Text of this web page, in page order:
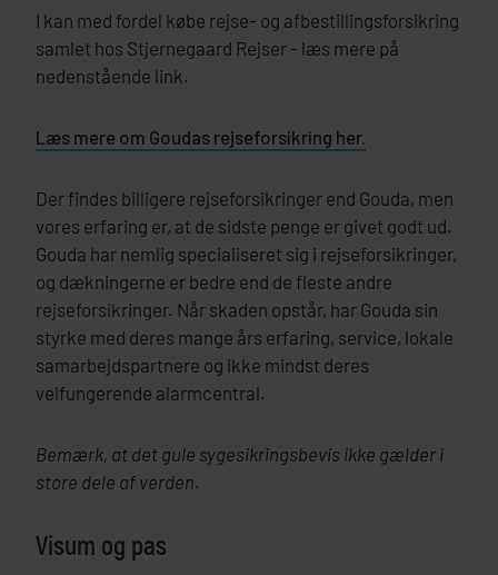
I kan med fordel købe rejse- og afbestillingsforsikring
samlet hos Stjernegaard Rejser - læs mere på
nedenstående link.
Læs mere om Goudas rejseforsikring her.
Der findes billigere rejseforsikringer end Gouda, men
vores erfaring er, at de sidste penge er givet godt ud.
Gouda har nemlig specialiseret sig i rejseforsikringer,
og dækningerne er bedre end de fleste andre
rejseforsikringer. Når skaden opstår, har Gouda sin
styrke med deres mange års erfaring, service, lokale
samarbejdspartnere og ikke mindst deres
velfungerende alarmcentral.
Bemærk, at det gule sygesikringsbevis ikke gælder i
store dele af verden.
Visum og pas